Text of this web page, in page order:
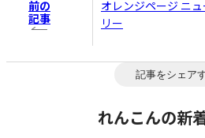
前の
記事
オレンジページ ニュ
リー
記事をシェア
れんこんの新